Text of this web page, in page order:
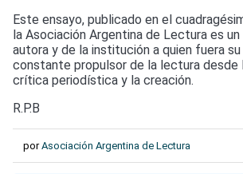
Este ensayo, publicado en el
la Asociación Argentina de Lectura es
autora y de la institución a quien fuera
constante propulsor de la lectura desde
crítica periodística y la creación.
R.P.B
porAsociación Argentina de Lectura